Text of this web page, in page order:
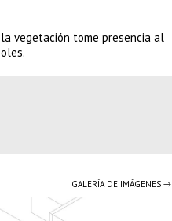
vegetación tome presencia al
GALERÍA DE IMÁGENES →